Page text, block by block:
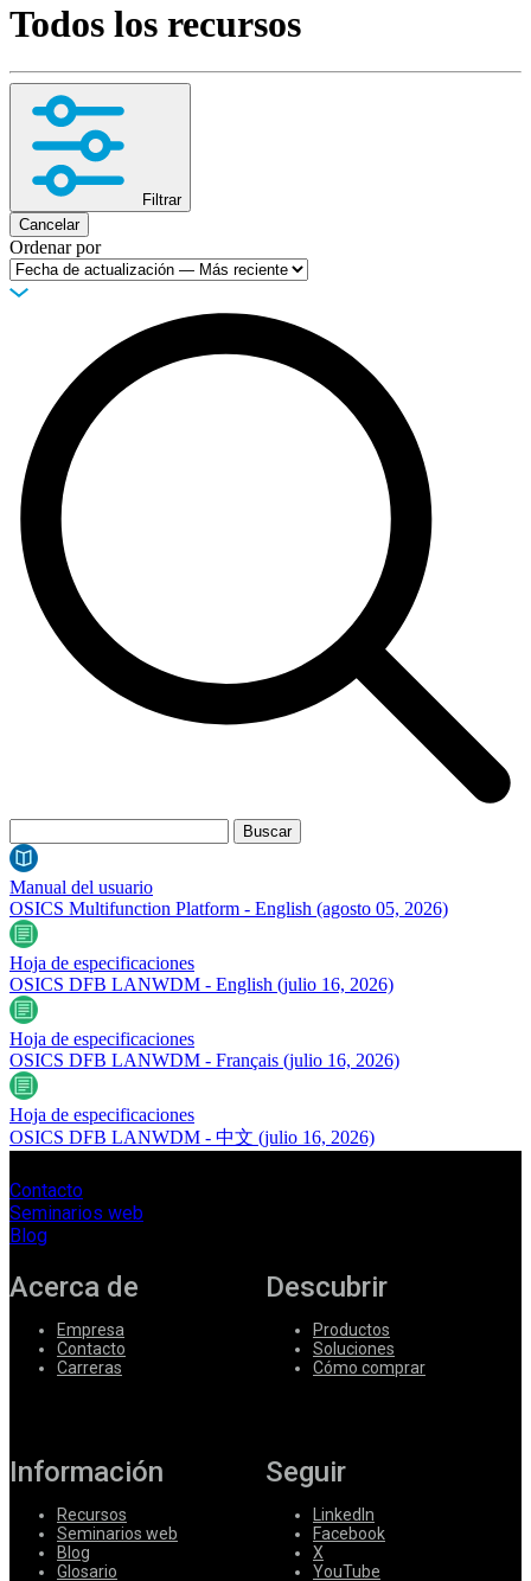
Productos
Asistencia
Servicios
Cómo
comprar
Recursos
Contacto
RegistrarseIniciar
sesión
Carreras
Socios
Proveedores
Todos los recursos
Filtrar
Cancelar
Ordenar por
Manual del usuario
OSICS Multifunction Platform - English (agosto 05, 2026)
Hoja de especificaciones
OSICS DFB LANWDM - English (julio 16, 2026)
Hoja de especificaciones
OSICS DFB LANWDM - Français (julio 16, 2026)
Hoja de especificaciones
OSICS DFB LANWDM - 中文 (julio 16, 2026)
Contacto
Seminarios web
Blog
Acerca de
Empresa
Contacto
Carreras
Descubrir
Productos
Soluciones
Cómo comprar
Información
Recursos
Seminarios web
Blog
Glosario
Seguir
LinkedIn
Facebook
X
YouTube